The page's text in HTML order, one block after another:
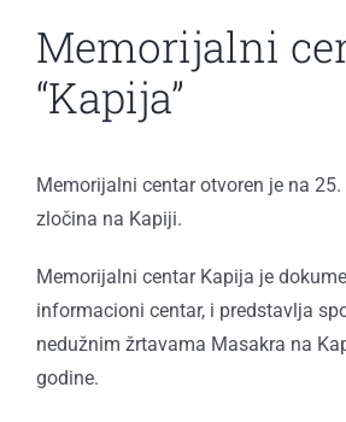
Memorijalni
“Kapija”
Memorijalni centar otvoren je na
zločina na Kapiji.
Memorijalni centar Kapija je
informacioni centar, i predstavlja
nedužnim žrtavama Masakra na
godine.